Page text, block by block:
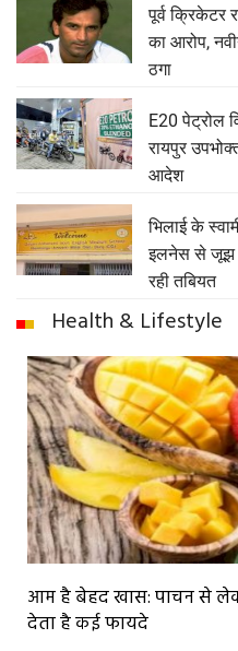
पूर्व क्रिकेटर
का आरोप,
ठगा
E20 पेट्रोल
रायपुर
आदेश
भिलाई के
इलनेस से जूझ
रही तबियत
Health & Lifestyle
आम है बेहद खास: पाचन से
देता है कई फायदे